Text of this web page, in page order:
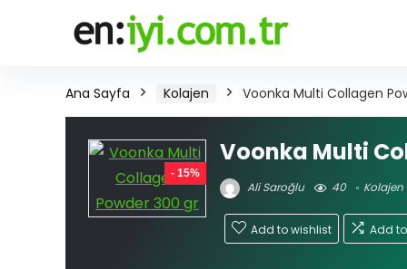
Ana Sayfa Kolajen Voonka Multi Collagen
- 15%
Voonka Multi
Ali Saroğlu 40 Kolajen
Add to wishlist Add